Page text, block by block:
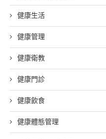
健康生活
健康管理
健康衛教
健康門診
健康飲食
健康體態管理